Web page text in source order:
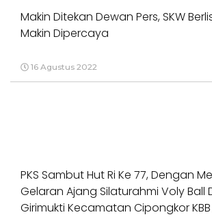
Makin Ditekan Dewan Pers, SKW
Makin Dipercaya
16 Agustus 2022
PKS Sambut Hut Ri Ke 77, Dengan
Gelaran Ajang Silaturahmi Voly Ball
Girimukti Kecamatan Cipongkor KBB